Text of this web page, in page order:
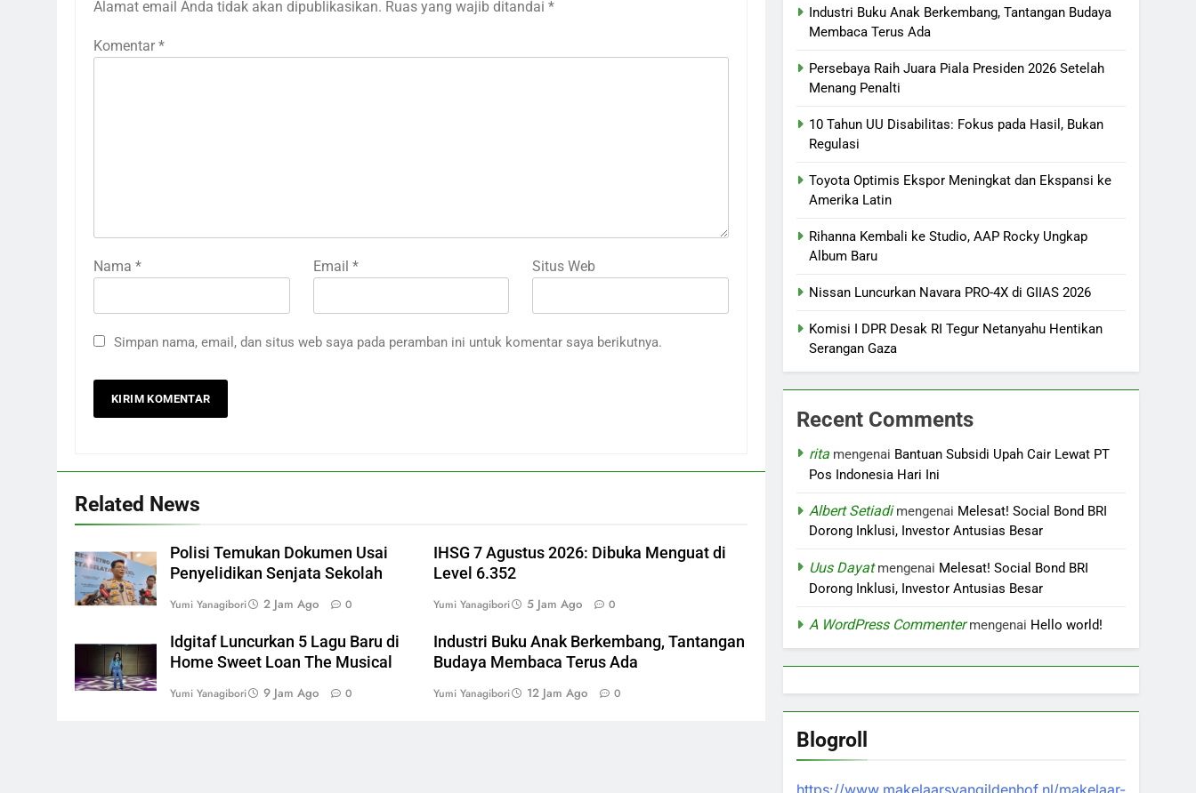
Alamat email Anda tidak akan dipublikasikan. Ruas yang wajib ditandai *
Komentar *
Nama * Email * Situs Web
Simpan nama, email, dan situs web saya pada peramban ini untuk komentar saya berikutnya.
Related News
Polisi Temukan Dokumen Usai
Penyelidikan Senjata Sekolah
Yumi Yanagibori 2 Jam Ago 0
IHSG 7 Agustus 2026: Dibuka Menguat di
Level 6.352
Yumi Yanagibori 5 Jam Ago 0
Idgitaf Luncurkan 5 Lagu Baru di
Home Sweet Loan The Musical
Yumi Yanagibori 9 Jam Ago 0
Industri Buku Anak Berkembang, Tantangan
Budaya Membaca Terus Ada
Yumi Yanagibori 12 Jam Ago 0
Industri Buku Anak Berkembang, Tantangan Budaya
Membaca Terus Ada
Persebaya Raih Juara Piala Presiden 2026 Setelah
Menang Penalti
10 Tahun UU Disabilitas: Fokus pada Hasil, Bukan
Regulasi
Toyota Optimis Ekspor Meningkat dan Ekspansi ke
Amerika Latin
Rihanna Kembali ke Studio, AAP Rocky Ungkap
Album Baru
Nissan Luncurkan Navara PRO-4X di GIIAS 2026
Komisi I DPR Desak RI Tegur Netanyahu Hentikan
Serangan Gaza
Recent Comments
rita mengenai Bantuan Subsidi Upah Cair Lewat PT
Pos Indonesia Hari Ini
Albert Setiadimengenai Melesat! Social Bond BRI
Dorong Inklusi, Investor Antusias Besar
Uus Dayatmengenai Melesat! Social Bond BRI
Dorong Inklusi, Investor Antusias Besar
A WordPress Commentermengenai Hello world!
Blogroll
https://www.makelaarsvangildenhof.nl/makelaar-